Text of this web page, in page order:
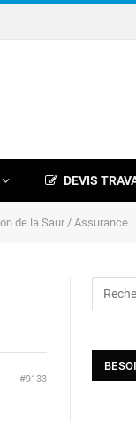
DEVIS
de la Saur / Assurance
#9133